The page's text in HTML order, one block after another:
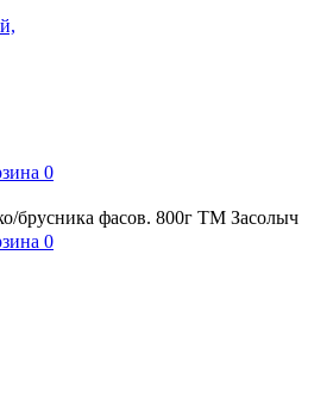
0
брусника фасов. 800г ТМ Засолыч
0